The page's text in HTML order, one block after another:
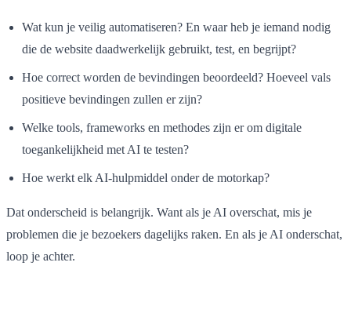
Wat kun je veilig automatiseren? En waar heb je iemand nodig
die de website daadwerkelijk gebruikt, test, en begrijpt?
Hoe correct worden de bevindingen beoordeeld? Hoeveel vals
positieve bevindingen zullen er zijn?
Welke tools, frameworks en methodes zijn er om digitale
toegankelijkheid met AI te testen?
Hoe werkt elk AI-hulpmiddel onder de motorkap?
Dat onderscheid is belangrijk. Want als je AI overschat, mis je
problemen die je bezoekers dagelijks raken. En als je AI onderschat,
loop je achter.